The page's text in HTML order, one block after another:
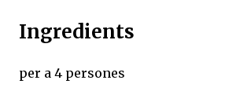
Ingredients
per a 4 persones